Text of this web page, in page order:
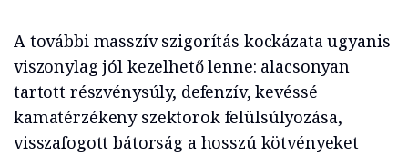
A további masszív szigorítás kockázata ugyanis
viszonylag jól kezelhető lenne: alacsonyan
tartott részvénysúly, defenzív, kevéssé
kamatérzékeny szektorok felülsúlyozása,
visszafogott bátorság a hosszú kötvényeket